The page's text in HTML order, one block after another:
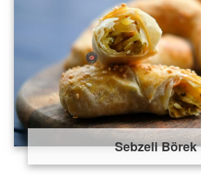
Sebzeli Börek